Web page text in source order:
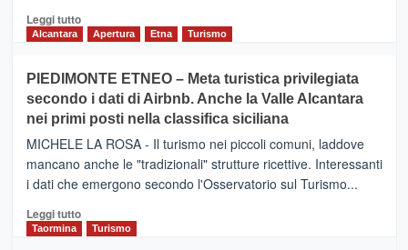
Leggi tuttoLeggi
CATANIA
–
Inaugurato
il
nuovo
collegamento
tra
e
Zanzibar
Alcantara Apertura Etna Turismo
PIEDIMONTE ETNEO – Meta turistica privilegiata
secondo i dati di Airbnb. Anche la Valle Alcantara
nei primi posti nella classifica siciliana
MICHELE LA ROSA - Il turismo nei piccoli comuni, laddove
mancano anche le "tradizionali" strutture ricettive. Interessanti
i dati che emergono secondo l'Osservatorio sul Turismo...
Leggi tuttoLeggi
Taormina Turismo